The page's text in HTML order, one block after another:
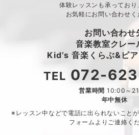
体験レッスンも承ってお
お気軽にお問い合わせく
お問い合わせ
音楽教室クレー
Kid’s 音楽くらぶ&ピ
TEL 072-
営業時間 10:00～
年中無休
※レッスン中などで電話に出られないことが
フォームよりご連絡く